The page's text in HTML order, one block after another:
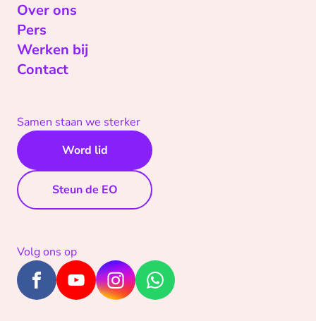
Over ons
Pers
Werken bij
Contact
Samen staan we sterker
Word lid
Steun de EO
Volg ons op